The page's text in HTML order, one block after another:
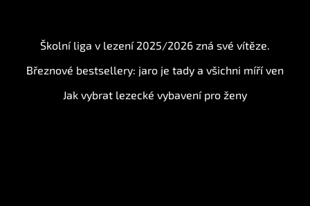
Školní liga v lezení 2025/2026 zná své vítěze.
Březnové bestsellery: jaro je tady a všichni míří ven
Jak vybrat lezecké vybavení pro ženy